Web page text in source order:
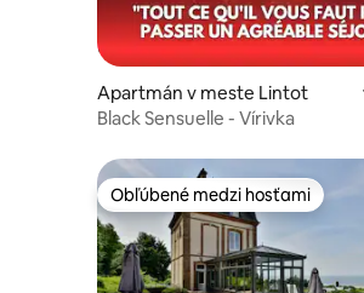
Apartmán v meste Lintot
Black Sensuelle - Vírivka
Obľúbené medzi hosťami
Obľúbené medzi hosťami